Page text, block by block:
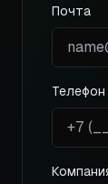
Почта
Телефон